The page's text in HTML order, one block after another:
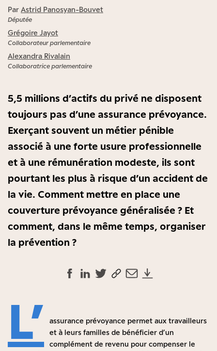
Par Astrid Panosyan-Bouvet
Députée
Grégoire Jayot
Collaborateur parlementaire
Alexandra Rivalain
Collaboratrice parlementaire
5,5 millions d’actifs du privé ne disposent
toujours pas d’une assurance prévoyance.
Exerçant souvent un métier pénible
associé à une forte usure professionnelle
et à une rémunération modeste, ils sont
pourtant les plus à risque d’un accident de
la vie. Comment mettre en place une
couverture prévoyance généralisée ? Et
comment, dans le même temps, organiser
la prévention ?
L’
assurance prévoyance permet aux travailleurs
et à leurs familles de bénéficier d’un
complément de revenu pour compenser le